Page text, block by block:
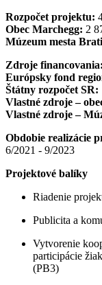
Rozpočet projektu:
Obec Marchegg: 2
Múzeum mesta
Zdroje financovania:
Európsky fond
Štátny rozpočet SR:
Vlastné zdroje –
Vlastné zdroje –
Obdobie realizácie
6/2021 - 9/2023
Projektové balíky
Riadenie
Publicita a
Vytvorenie
participácie
(PB3)